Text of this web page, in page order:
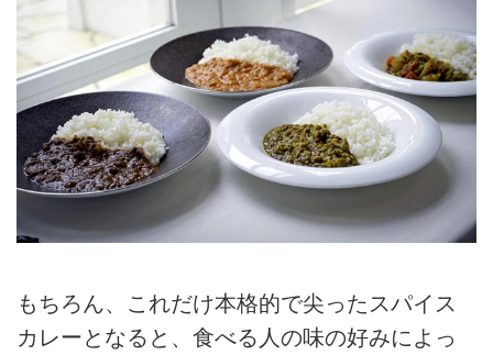
もちろん、これだけ本格的で尖ったスパイス
カレーとなると、食べる人の味の好みによっ